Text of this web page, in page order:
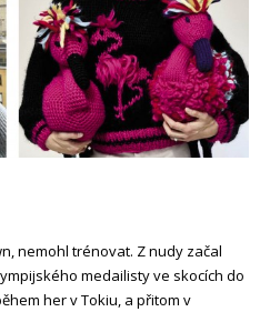
nemohl trénovat. Z nudy začal
medailisty ve skocích do
her v Tokiu, a přitom v